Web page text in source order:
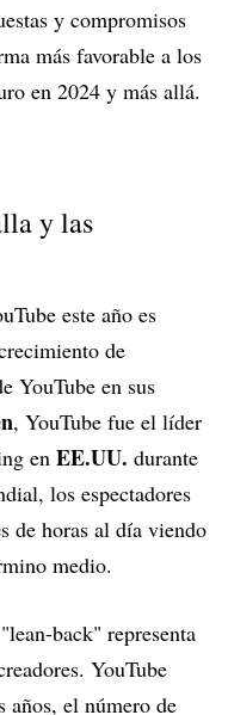
y compromisos
más favorable a los
en 2024 y más allá.
y las
este año es
de
YouTube en sus
, YouTube fue el líder
en EE.UU. durante
los espectadores
de horas al día viendo
medio.
back" representa
YouTube
años, el número de